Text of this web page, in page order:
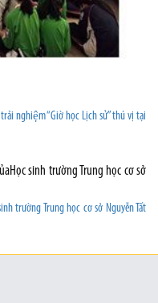
nghiệm “Giờ học Lịch sử” thú vị tại
trường Trung học cơ sở Nguyễn Tất